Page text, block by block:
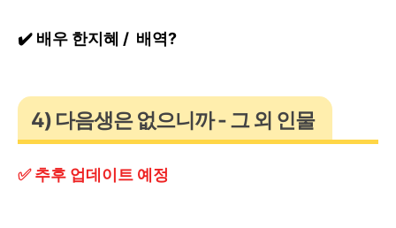
✔️ 배우 한지혜 / 배역?
4) 다음생은 없으니까 - 그 외 인물
✅ 추후 업데이트 예정